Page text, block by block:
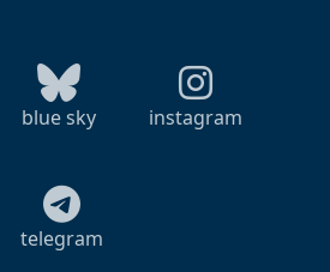
blue sky instagram
telegram